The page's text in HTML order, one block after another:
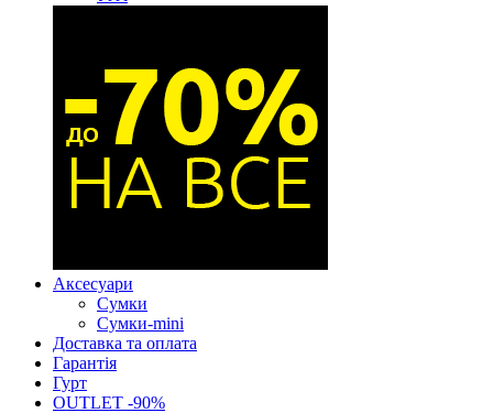
Аксесуари
Сумки
Сумки-mini
Доставка та оплата
Гарантія
Гурт
OUTLET -90%